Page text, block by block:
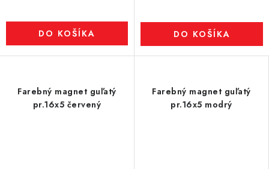
DO KOŠÍKA DO KOŠÍKA
Farebný magnet guľatý
pr.16x5 červený
Farebný magnet guľatý
pr.16x5 modrý